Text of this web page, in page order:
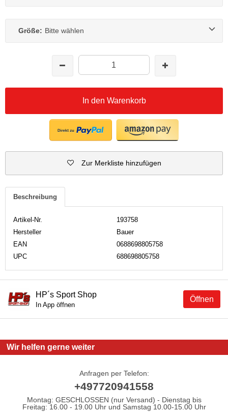
Größe: Bitte wählen
In den Warenkorb
Zur Merkliste hinzufügen
Beschreibung
Artikel-Nr.
193758
Hersteller
Bauer
EAN
0688698805758
UPC
688698805758
Öffnen
HP´s Sport Shop
In App öffnen
Wir helfen gerne weiter
Anfragen per Telefon:
+497720941558
Montag: GESCHLOSSEN (nur Versand) - Dienstag bis
Freitag: 16.00 - 19.00 Uhr und Samstag 10.00-15.00 Uhr